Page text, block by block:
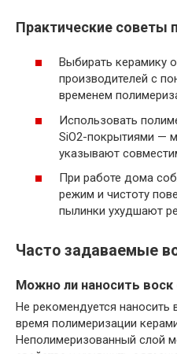
Практические советы
Выбирать керамику
производителей с
временем
Использовать
SiO2-покрытиями —
указывают
При работе дома
режим и чистоту
пылинки ухудшают
Часто задаваемые
Можно ли наносить воск
Не рекомендуется наносить
время полимеризации
Неполимеризованный слой